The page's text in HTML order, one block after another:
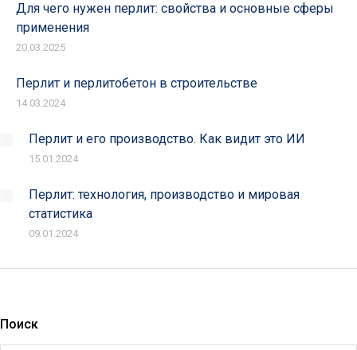
Для чего нужен перлит: свойства и основные сферы
применения
20.03.2025
Перлит и перлитобетон в строительстве
14.03.2024
Перлит и его производство. Как видит это ИИ
15.01.2024
Перлит: технология, производство и мировая
статистика
09.01.2024
Поиск